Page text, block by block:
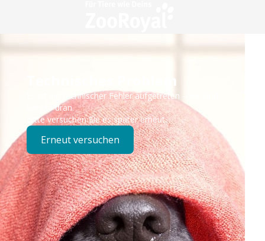
Technisches Problem
Es ist ein technischer Fehler aufgetreten – wir sind
bereits dran.
Bitte versuchen Sie es später erneut.
Erneut versuchen